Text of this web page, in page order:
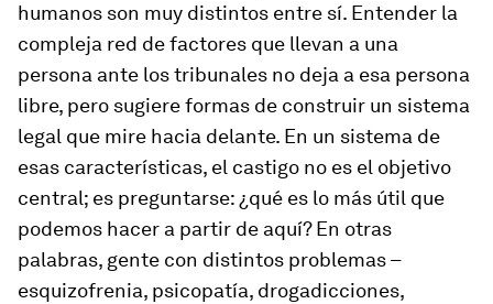
humanos son muy distintos entre sí. Entender la
compleja red de factores que llevan a una
persona ante los tribunales no deja a esa persona
libre, pero sugiere formas de construir un sistema
legal que mire hacia delante. En un sistema de
esas características, el castigo no es el objetivo
central; es preguntarse: ¿qué es lo más útil que
podemos hacer a partir de aquí? En otras
palabras, gente con distintos problemas –
esquizofrenia, psicopatía, drogadicciones,